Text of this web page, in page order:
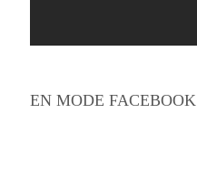
EN MODE FACEBOOK